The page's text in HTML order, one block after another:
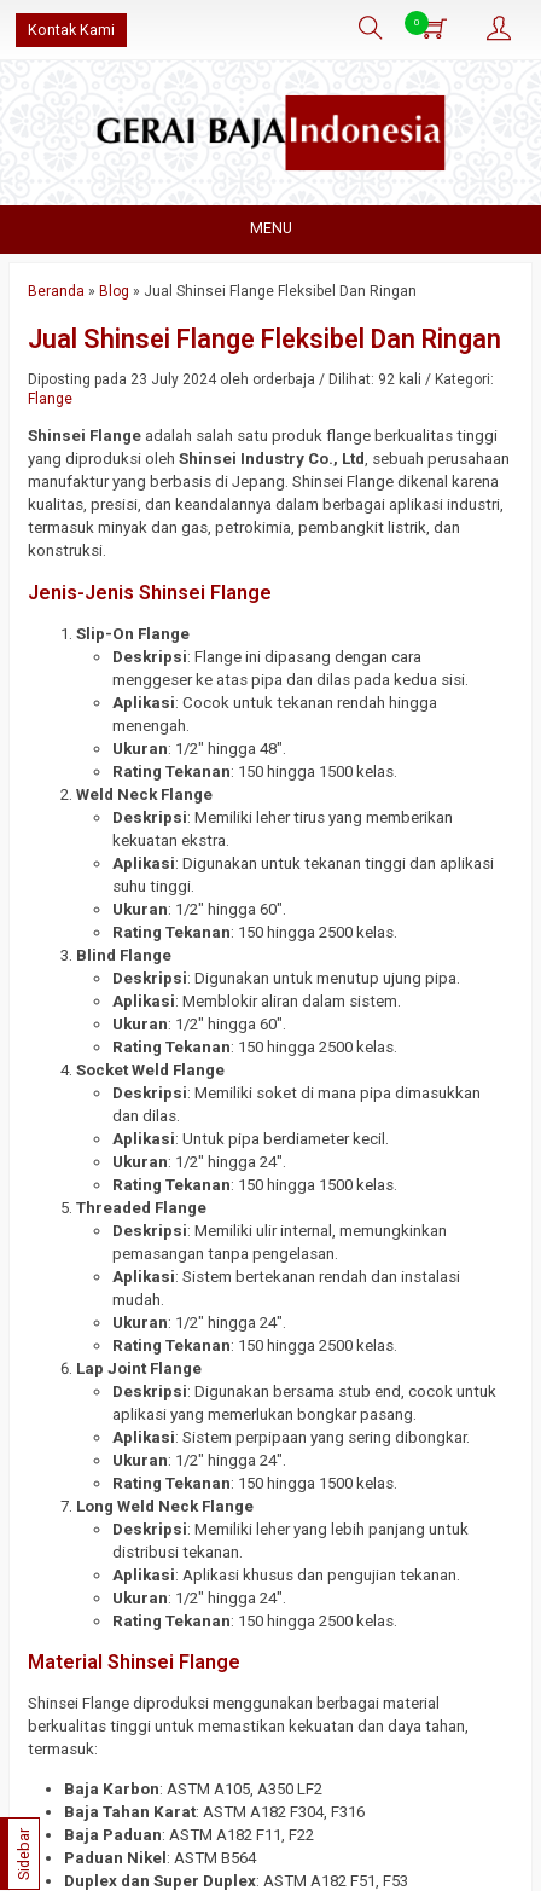
Kontak Kami 0
MENU
Beranda » Blog » Jual Shinsei Flange Fleksibel Dan Ringan
Jual Shinsei Flange Fleksibel Dan Ringan
Diposting pada 23 July 2024 oleh orderbaja / Dilihat: 92 kali / Kategori:
Flange
Shinsei Flange adalah salah satu produk flange berkualitas tinggi
yang diproduksi oleh Shinsei Industry Co., Ltd, sebuah perusahaan
manufaktur yang berbasis di Jepang. Shinsei Flange dikenal karena
kualitas, presisi, dan keandalannya dalam berbagai aplikasi industri,
termasuk minyak dan gas, petrokimia, pembangkit listrik, dan
konstruksi.
Jenis-Jenis Shinsei Flange
Slip-On Flange
Deskripsi: Flange ini dipasang dengan cara
menggeser ke atas pipa dan dilas pada kedua sisi.
Aplikasi: Cocok untuk tekanan rendah hingga
menengah.
Ukuran: 1/2″ hingga 48″.
Rating Tekanan: 150 hingga 1500 kelas.
Weld Neck Flange
Deskripsi: Memiliki leher tirus yang memberikan
kekuatan ekstra.
Aplikasi: Digunakan untuk tekanan tinggi dan aplikasi
suhu tinggi.
Ukuran: 1/2″ hingga 60″.
Rating Tekanan: 150 hingga 2500 kelas.
Blind Flange
Deskripsi: Digunakan untuk menutup ujung pipa.
Aplikasi: Memblokir aliran dalam sistem.
Ukuran: 1/2″ hingga 60″.
Rating Tekanan: 150 hingga 2500 kelas.
Socket Weld Flange
Deskripsi: Memiliki soket di mana pipa dimasukkan
dan dilas.
Aplikasi: Untuk pipa berdiameter kecil.
Ukuran: 1/2″ hingga 24″.
Rating Tekanan: 150 hingga 1500 kelas.
Threaded Flange
Deskripsi: Memiliki ulir internal, memungkinkan
pemasangan tanpa pengelasan.
Aplikasi: Sistem bertekanan rendah dan instalasi
mudah.
Ukuran: 1/2″ hingga 24″.
Rating Tekanan: 150 hingga 2500 kelas.
Lap Joint Flange
Deskripsi: Digunakan bersama stub end, cocok untuk
aplikasi yang memerlukan bongkar pasang.
Aplikasi: Sistem perpipaan yang sering dibongkar.
Ukuran: 1/2″ hingga 24″.
Rating Tekanan: 150 hingga 1500 kelas.
Long Weld Neck Flange
Deskripsi: Memiliki leher yang lebih panjang untuk
distribusi tekanan.
Aplikasi: Aplikasi khusus dan pengujian tekanan.
Ukuran: 1/2″ hingga 24″.
Rating Tekanan: 150 hingga 2500 kelas.
Material Shinsei Flange
Shinsei Flange diproduksi menggunakan berbagai material
berkualitas tinggi untuk memastikan kekuatan dan daya tahan,
termasuk:
Baja Karbon: ASTM A105, A350 LF2
Baja Tahan Karat: ASTM A182 F304, F316
Baja Paduan: ASTM A182 F11, F22
Paduan Nikel : ASTM B564
Duplex dan Super Duplex: ASTM A182 F51, F53
Sidebar